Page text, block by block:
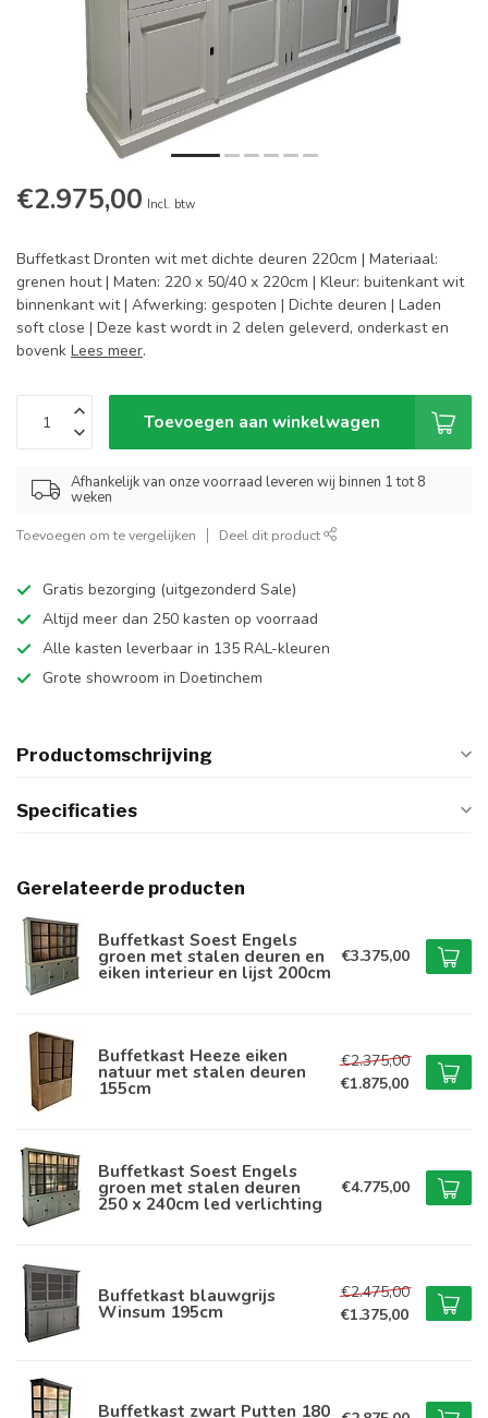
€2.975,00 Incl. btw
Buffetkast Dronten wit met dichte deuren 220cm | Materiaal:
grenen hout | Maten: 220 x 50/40 x 220cm | Kleur: buitenkant wit
binnenkant wit | Afwerking: gespoten | Dichte deuren | Laden
soft close | Deze kast wordt in 2 delen geleverd, onderkast en
bovenk Lees meer.
Toevoegen aan winkelwagen
Afhankelijk van onze voorraad leveren wij binnen 1 tot 8
weken
Toevoegen om te vergelijken Deel dit product
Gratis bezorging (uitgezonderd Sale)
Altijd meer dan 250 kasten op voorraad
Alle kasten leverbaar in 135 RAL-kleuren
Grote showroom in Doetinchem
Productomschrijving
Specificaties
Gerelateerde producten
Buffetkast Soest Engels
groen met stalen deuren en
eiken interieur en lijst 200cm
€3.375,00
Buffetkast Heeze eiken
natuur met stalen deuren
155cm
€2.375,00
€1.875,00
Buffetkast Soest Engels
groen met stalen deuren
250 x 240cm led verlichting
€4.775,00
Buffetkast blauwgrijs
Winsum 195cm
€2.475,00
€1.375,00
Buffetkast zwart Putten 180